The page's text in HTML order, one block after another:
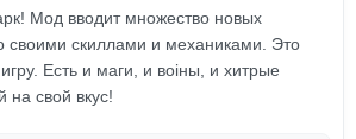
Мод вводит множество новых
своими скиллами и механиками. Это
Есть и маги, и воіны, и хитрые
на свой вкус!